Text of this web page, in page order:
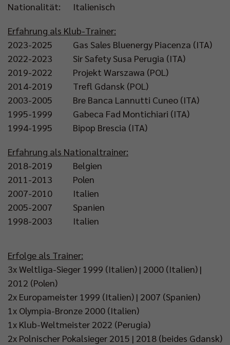
Nationalität: Italienisch
Erfahrung als Klub-Trainer:
2023-2025 Gas Sales Bluenergy Piacenza (ITA)
2022-2023 Sir Safety Susa Perugia (ITA)
2019-2022 Projekt Warszawa (POL)
2014-2019 Trefl Gdansk (POL)
2003-2005 Bre Banca Lannutti Cuneo (ITA)
1995-1999 Gabeca Fad Montichiari (ITA)
1994-1995 Bipop Brescia (ITA)
Erfahrung als Nationaltrainer:
2018-2019 Belgien
2011-2013 Polen
2007-2010 Italien
2005-2007 Spanien
1998-2003 Italien
Erfolge als Trainer:
3x Weltliga-Sieger 1999 (Italien) | 2000 (Italien) |
2012 (Polen)
2x Europameister 1999 (Italien) | 2007 (Spanien)
1x Olympia-Bronze 2000 (Italien)
1x Klub-Weltmeister 2022 (Perugia)
2x Polnischer Pokalsieger 2015 | 2018 (beides Gdansk)